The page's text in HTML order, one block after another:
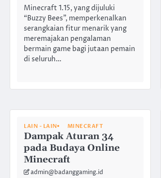
Minecraft 1.15, yang dijuluki
“Buzzy Bees”, memperkenalkan
serangkaian fitur menarik yang
meremajakan pengalaman
bermain game bagi jutaan pemain
di seluruh…
LAIN - LAIN MINECRAFT
Dampak Aturan 34
pada Budaya Online
Minecraft
admin@badanggaming.id